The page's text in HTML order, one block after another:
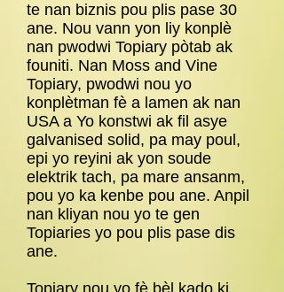
te nan biznis pou plis pase 30
ane. Nou vann yon liy konplè
nan pwodwi Topiary pòtab ak
founiti. Nan Moss and Vine
Topiary, pwodwi nou yo
konplètman fè a lamen ak nan
USA a Yo konstwi ak fil asye
galvanised solid, pa may poul,
epi yo reyini ak yon soude
elektrik tach, pa mare ansanm,
pou yo ka kenbe pou ane. Anpil
nan kliyan nou yo te gen
Topiaries yo pou plis pase dis
ane.